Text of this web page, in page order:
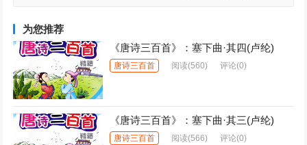
为您推荐
《唐诗三百首》：塞下曲·其四(卢纶)
唐诗三百首 阅读(560) 评论(0)
《唐诗三百首》：塞下曲·其三(卢纶)
唐诗三百首 阅读(566) 评论(0)